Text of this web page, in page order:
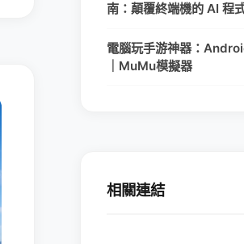
南：顛覆終端機的 AI 程
電腦玩手游神器：
｜MuMu模擬器
相關連結